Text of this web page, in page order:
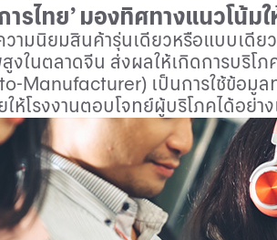
ารไทย’ มองทิศทางแนวโน้ม
ามนิยมสินค้ารุ่นเดียวหรือแบบเดีย
งในตลาดจีน ส่งผลให้เกิดการบริโ
to-Manufacturer) เป็นการใช้ข้อมู
ให้โรงงานตอบโจทย์ผู้บริโภคได้อย่า